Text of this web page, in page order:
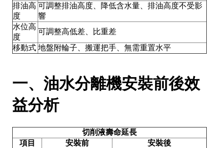
排油高
度
可調整排油高度、降低含水量、排油高度不受影
響
水位高
度
可調整高低差、比重差
移動式 地盤附輪子、搬運把手、無需重置水平
一、油水分離機安裝前後效
益分析
切削液壽命延長
項目
安裝前
安裝後